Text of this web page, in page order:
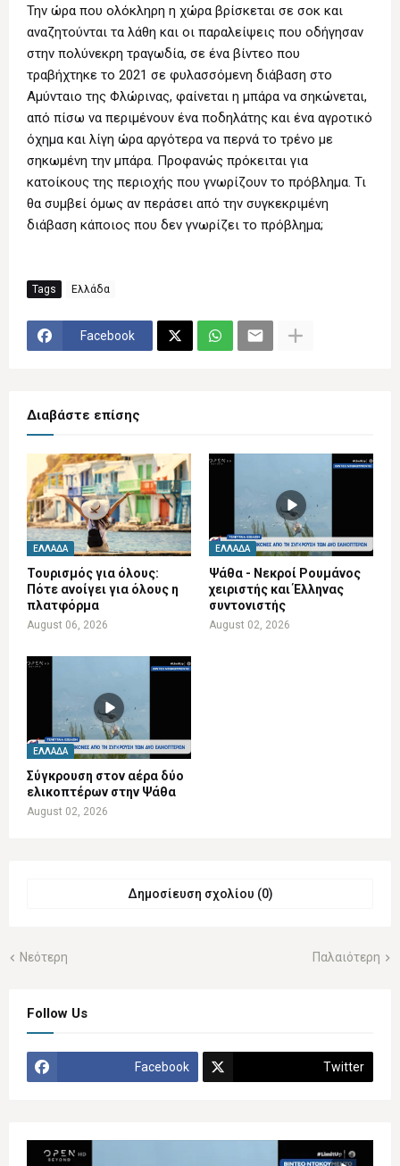
Την ώρα που ολόκληρη η χώρα βρίσκεται σε σοκ και
αναζητούνται τα λάθη και οι παραλείψεις που οδήγησαν
στην πολύνεκρη τραγωδία, σε ένα βίντεο που
τραβήχτηκε το 2021 σε φυλασσόμενη διάβαση στο
Αμύνταιο της Φλώρινας, φαίνεται η μπάρα να σηκώνεται,
από πίσω να περιμένουν ένα ποδηλάτης και ένα αγροτικό
όχημα και λίγη ώρα αργότερα να περνά το τρένο με
σηκωμένη την μπάρα. Προφανώς πρόκειται για
κατοίκους της περιοχής που γνωρίζουν το πρόβλημα. Τι
θα συμβεί όμως αν περάσει από την συγκεκριμένη
διάβαση κάποιος που δεν γνωρίζει το πρόβλημα;
Tags Ελλάδα
Facebook
Διαβάστε επίσης
ΕΛΛΆΔΑ
Τουρισμός για όλους:
Πότε ανοίγει για όλους η
πλατφόρμα
August 06, 2026
ΕΛΛΆΔΑ
Ψάθα - Νεκροί Ρουμάνος
χειριστής και Έλληνας
συντονιστής
August 02, 2026
ΕΛΛΆΔΑ
Σύγκρουση στον αέρα δύο
ελικοπτέρων στην Ψάθα
August 02, 2026
Δημοσίευση σχολίου (0)
Νεότερη Παλαιότερη
Follow Us
Facebook Twitter